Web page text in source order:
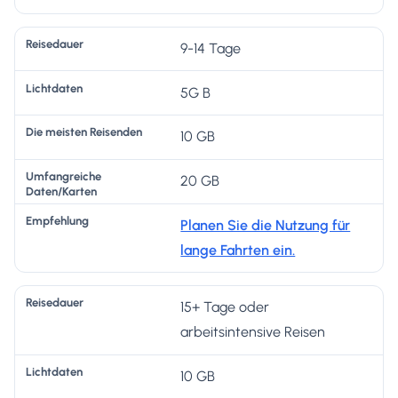
9-14 Tage
5G B
10 GB
20 GB
Planen Sie die Nutzung für
lange Fahrten ein.
15+ Tage oder
arbeitsintensive Reisen
10 GB